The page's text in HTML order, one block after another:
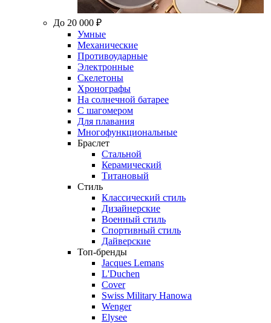
До 20 000 ₽
Умные
Механические
Противоударные
Электронные
Скелетоны
Хронографы
На солнечной батарее
С шагомером
Для плавания
Многофункциональные
Браслет
Стальной
Керамический
Титановый
Стиль
Классический стиль
Дизайнерские
Военный стиль
Спортивный стиль
Дайверские
Топ-бренды
Jacques Lemans
L'Duchen
Cover
Swiss Military Hanowa
Wenger
Elysee